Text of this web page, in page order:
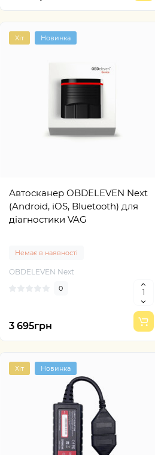
Хіт Новинка
Автосканер OBDELEVEN Next
(Android, iOS, Bluetooth) для
діагностики VAG
Немає в наявності
OBDELEVEN Next
0
3 695грн
Хіт Новинка